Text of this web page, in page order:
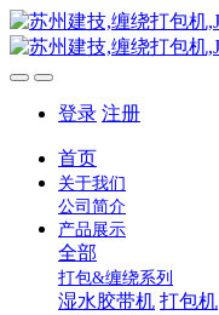
登录 注册
首页
关于我们
公司简介
产品展示
全部
打包&缠绕系列
湿水胶带机 打包机